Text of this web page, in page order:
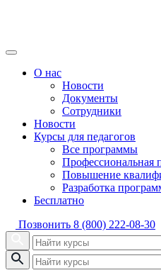
О нас
Новости
Документы
Сотрудники
Новости
Курсы для педагогов
Все программы
Профессиональная
Повышение
Разработка
Бесплатно
Позвонить 8 (800) 222-08-30